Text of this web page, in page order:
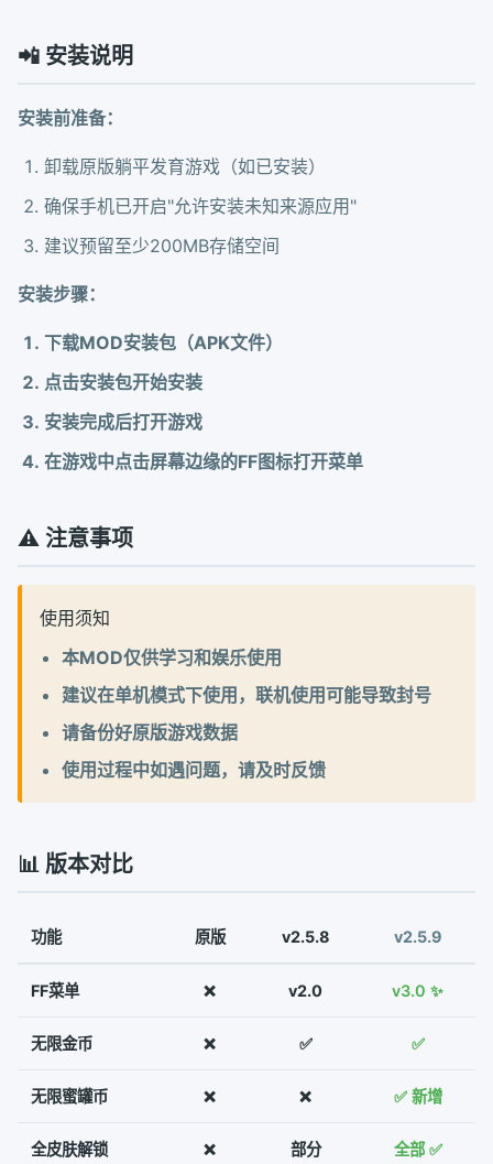
📲 安装说明
安装前准备：
卸载原版躺平发育游戏（如已安装）
确保手机已开启"允许安装未知来源应用"
建议预留至少200MB存储空间
安装步骤：
下载MOD安装包（APK文件）
点击安装包开始安装
安装完成后打开游戏
在游戏中点击屏幕边缘的FF图标打开菜单
⚠️ 注意事项
使用须知
本MOD仅供学习和娱乐使用
建议在单机模式下使用，联机使用可能导致封号
请备份好原版游戏数据
使用过程中如遇问题，请及时反馈
📊 版本对比
功能 原版 v2.5.8 v2.5.9
FF菜单 ❌ v2.0 v3.0 ✨
无限金币 ❌ ✅ ✅
无限蜜罐币 ❌ ❌ ✅ 新增
全皮肤解锁 ❌ 部分 全部 ✅